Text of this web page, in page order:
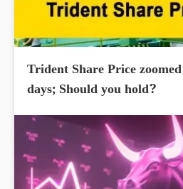
Trident Share Price
days; Should you hold?